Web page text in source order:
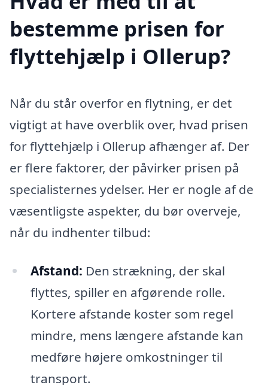
bestemme prisen for
flyttehjælp i Ollerup?
Når du står overfor en flytning, er det
vigtigt at have overblik over, hvad prisen
for flyttehjælp i Ollerup afhænger af. Der
er flere faktorer, der påvirker prisen på
specialisternes ydelser. Her er nogle af de
væsentligste aspekter, du bør overveje,
når du indhenter tilbud:
Afstand: Den strækning, der skal
flyttes, spiller en afgørende rolle.
Kortere afstande koster som regel
mindre, mens længere afstande kan
medføre højere omkostninger til
transport.